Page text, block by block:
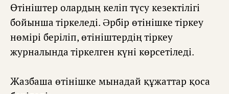
Өтініштер олардың келіп түсу кезектілігі
бойынша тіркеледі. Əрбір өтінішке тіркеу
нөмірі беріліп, өтініштердің тіркеу
журналында тіркелген күні көрсетіледі.
Жазбаша өтінішке мынадай құжаттар қоса